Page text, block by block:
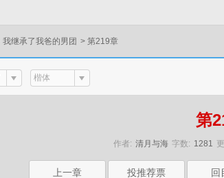
我继承了我爸的男团 > 第219章
楷体
第
作者: 清月与海 字数: 1281
上一章 投推荐票 回